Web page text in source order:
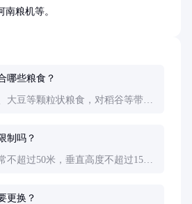
粮机等。
哪些粮食？
大豆等颗粒状粮食，对稻谷等带壳
制吗？
不超过50米，垂直高度不超过15
更换？